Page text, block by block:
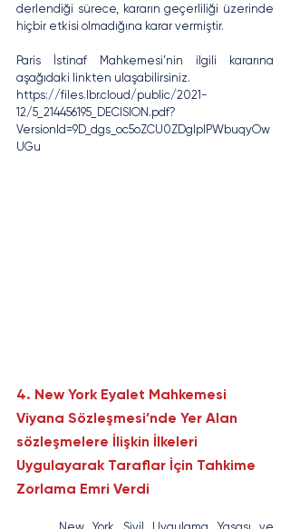
derlendiği sürece, kararın geçerliliği üzerinde
hiçbir etkisi olmadığına karar vermiştir.
Paris İstinaf Mahkemesi’nin ilgili kararına
aşağıdaki linkten ulaşabilirsiniz.
https://files.lbr.cloud/public/2021-
12/5_214456195_DECISION.pdf?
VersionId=9D_dgs_oc5oZCU0ZDglplPWbuqyOw
UGu
4. New York Eyalet Mahkemesi
Viyana Sözleşmesi’nde Yer Alan
sözleşmelere İlişkin İlkeleri
Uygulayarak Taraflar İçin Tahkime
Zorlama Emri Verdi